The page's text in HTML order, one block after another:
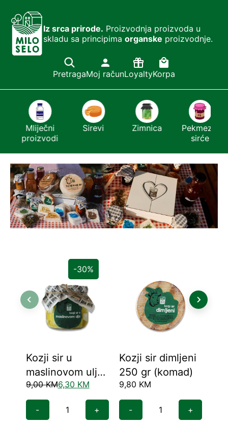
Iz srca prirode. Proizvodnja proizvoda u
skladu sa principima organske proizvodnje.
PretragaMoj računLoyaltyKorpa
Mliječni
proizvodi
Sirevi Zimnica
Pekmezi i
sirće
-30%
Kozji sir u
maslinovom ulju
200 ml
9,00KM6,30 KM
- +
Kozji sir dimljeni
250 gr (komad)
9,80 KM
- +